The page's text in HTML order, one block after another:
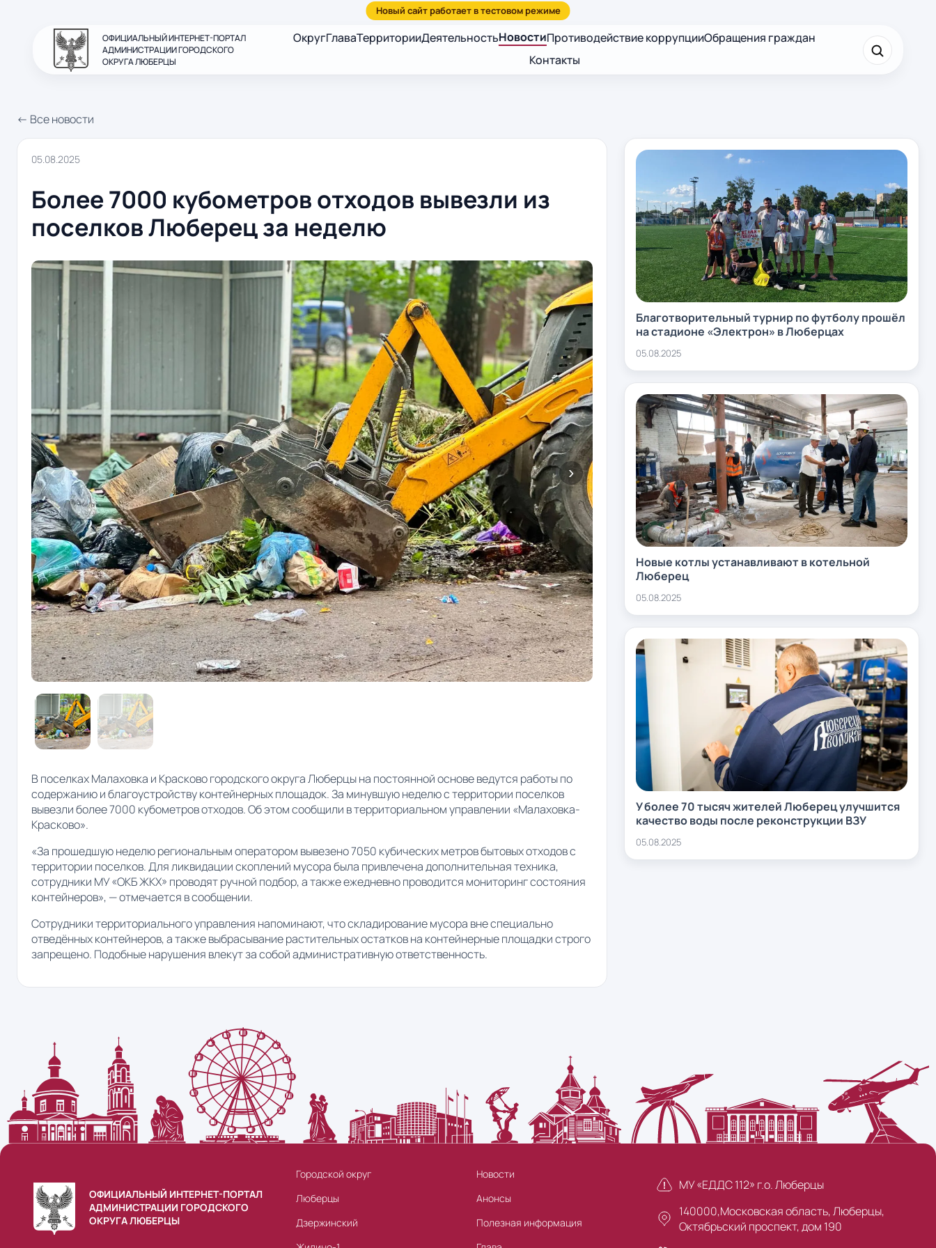
ОФИЦИАЛЬНЫЙ ИНТЕРНЕТ-ПОРТАЛ
АДМИНИСТРАЦИИ ГОРОДСКОГО
ОКРУГА ЛЮБЕРЦЫ
ОкругГлаваТерриторииДеятельностьНовостиПротиводействие коррупцииОбращения граждан
Контакты
← Все новости
05.08.2025
Более 7000 кубометров отходов вывезли из
поселков Люберец за неделю
В поселках Малаховка и Красково городского округа Люберцы на постоянной основе ведутся работы по
содержанию и благоустройству контейнерных площадок. За минувшую неделю с территории поселков
вывезли более 7000 кубометров отходов. Об этом сообщили в территориальном управлении «Малаховка-
Красково».
«За прошедшую неделю региональным оператором вывезено 7050 кубических метров бытовых отходов с
территории поселков. Для ликвидации скоплений мусора была привлечена дополнительная техника,
сотрудники МУ «ОКБ ЖКХ» проводят ручной подбор, а также ежедневно проводится мониторинг состояния
контейнеров», — отмечается в сообщении.
Сотрудники территориального управления напоминают, что складирование мусора вне специально
отведённых контейнеров, а также выбрасывание растительных остатков на контейнерные площадки строго
запрещено. Подобные нарушения влекут за собой административную ответственность.
Благотворительный турнир по футболу прошёл
на стадионе «Электрон» в Люберцах
05.08.2025
Новые котлы устанавливают в котельной
Люберец
05.08.2025
У более 70 тысяч жителей Люберец улучшится
качество воды после реконструкции ВЗУ
05.08.2025
ОФИЦИАЛЬНЫЙ ИНТЕРНЕТ-ПОРТАЛ
АДМИНИСТРАЦИИ ГОРОДСКОГО
ОКРУГА ЛЮБЕРЦЫ
Городской округ
Люберцы
Дзержинский
Новости
Анонсы
Полезная информация
МУ «ЕДДС 112» г.о. Люберцы
140000,Московская область, Люберцы,
Октябрьский проспект, дом 190